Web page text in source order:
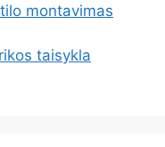
montavimas
taisykla